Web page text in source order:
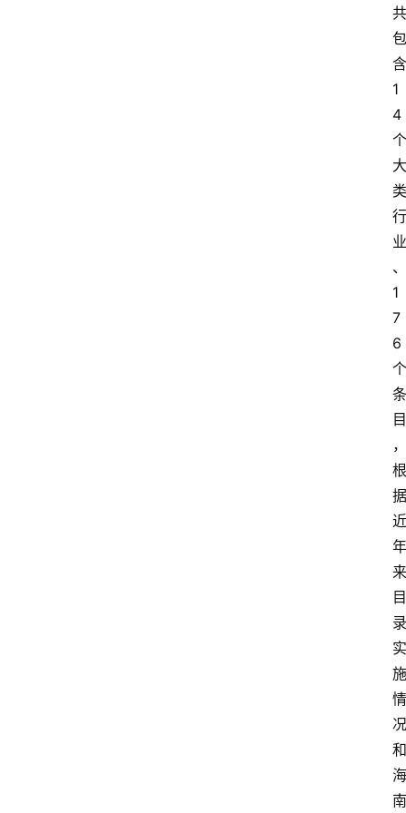
共
包
含
1
4
个
大
类
行
业
、
1
7
6
个
条
目
，
根
据
近
年
来
目
录
实
施
情
况
和
海
南